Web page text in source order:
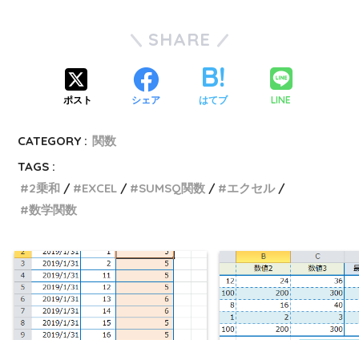
SHARE
ポスト シェア はてブ LINE
CATEGORY : 関数
TAGS :
2乗和
EXCEL SUMSQ関数
エクセル
数学関数